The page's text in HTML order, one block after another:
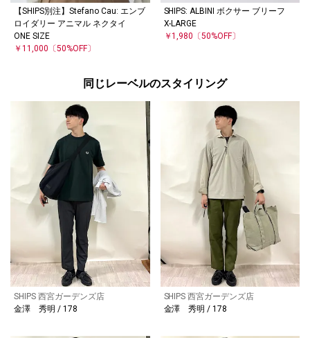
【SHIPS別注】Stefano Cau: エンブ
ロイダリー アニマル ネクタイ
ONE SIZE
￥11,000 〔50%OFF〕
SHIPS: ALBINI ボクサー ブリーフ
X-LARGE
￥1,980 〔50%OFF〕
同じレーベルのスタイリング
SHIPS 西宮ガーデンズ店
金澤 秀明 / 178
SHIPS 西宮ガーデンズ店
金澤 秀明 / 178